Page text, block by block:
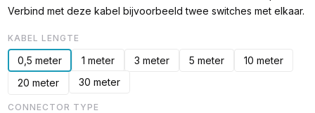
Verbind met deze kabel bijvoorbeeld twee switches met elkaar.
KABEL LENGTE
0,5 meter 1 meter 3 meter 5 meter
10 meter
20 meter
30 meter
CONNECTOR TYPE